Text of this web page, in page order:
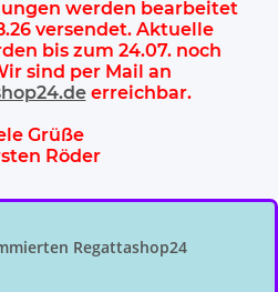
werden bearbeitet
versendet. Aktuelle
bis zum 24.07.noch
sind per Mail an
erreichbar.
Grüße
Röder
Regattashop24